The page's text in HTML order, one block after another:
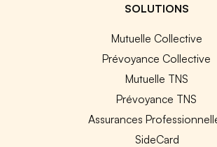
SOLUTIONS
Mutuelle Collective
Prévoyance Collective
Mutuelle TNS
Prévoyance TNS
Assurances
SideCard